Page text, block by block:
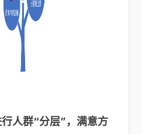
人群“分层”，满意方